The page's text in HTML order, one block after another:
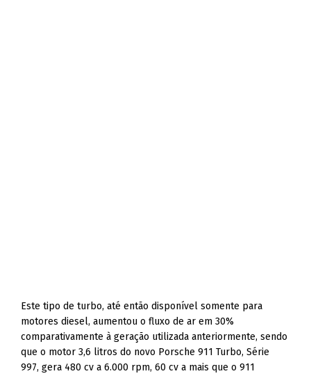
Este tipo de turbo, até então disponível somente para
motores diesel, aumentou o fluxo de ar em 30%
comparativamente à geração utilizada anteriormente, sendo
que o motor 3,6 litros do novo Porsche 911 Turbo, Série
997, gera 480 cv a 6.000 rpm, 60 cv a mais que o 911